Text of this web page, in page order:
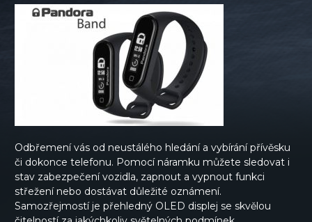
Odbřemení vás od neustálého hledání a vybírání přívěsku
či dokonce telefonu. Pomocí náramku můžete sledovat i
stav zabezpečení vozidla, zapnout a vypnout funkci
střežení nebo dostávat důležité oznámení.
Samozřejmostí je přehledný OLED displej se skvělou